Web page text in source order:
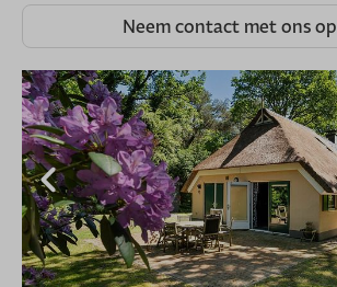
Neem contact met ons op